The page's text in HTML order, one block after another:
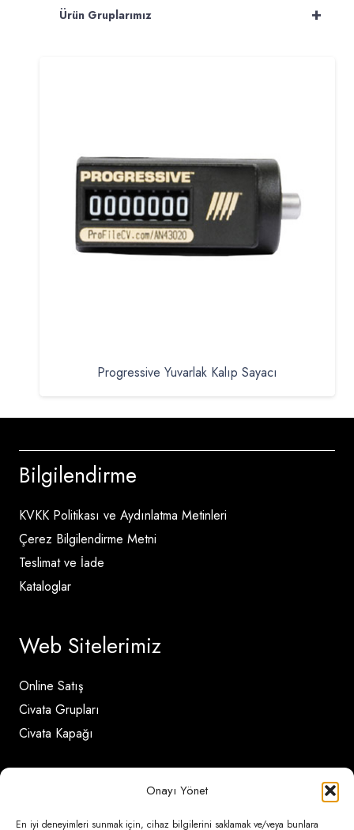
Onayı Yönet
En iyi deneyimleri sunmak için, cihaz bilgilerini saklamak ve/veya bunlara
+
Ürün Gruplarımız
Progressive Yuvarlak Kalıp Sayacı
Bilgilendirme
KVKK Politikası ve Aydınlatma Metinleri
Çerez Bilgilendirme Metni
Teslimat ve İade
Kataloglar
Web Sitelerimiz
Online Satış
Civata Grupları
Civata Kapağı
İletişim Detayları